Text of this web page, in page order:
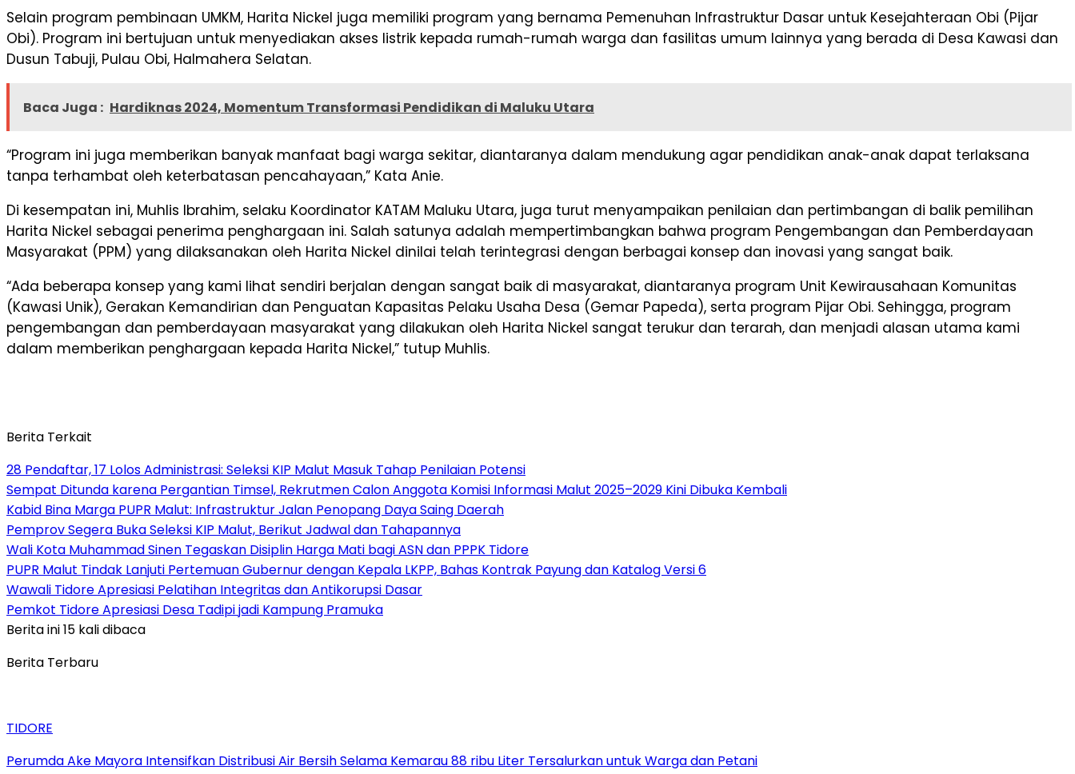
Selain program pembinaan UMKM, Harita Nickel juga memiliki program yang bernama Pemenuhan Infrastruktur Dasar untuk Kesejahteraan Obi (Pijar
Obi). Program ini bertujuan untuk menyediakan akses listrik kepada rumah-rumah warga dan fasilitas umum lainnya yang berada di Desa Kawasi dan
Dusun Tabuji, Pulau Obi, Halmahera Selatan.
Baca Juga : Hardiknas 2024, Momentum Transformasi Pendidikan di Maluku Utara
“Program ini juga memberikan banyak manfaat bagi warga sekitar, diantaranya dalam mendukung agar pendidikan anak-anak dapat terlaksana
tanpa terhambat oleh keterbatasan pencahayaan,” Kata Anie.
Di kesempatan ini, Muhlis Ibrahim, selaku Koordinator KATAM Maluku Utara, juga turut menyampaikan penilaian dan pertimbangan di balik pemilihan
Harita Nickel sebagai penerima penghargaan ini. Salah satunya adalah mempertimbangkan bahwa program Pengembangan dan Pemberdayaan
Masyarakat (PPM) yang dilaksanakan oleh Harita Nickel dinilai telah terintegrasi dengan berbagai konsep dan inovasi yang sangat baik.
“Ada beberapa konsep yang kami lihat sendiri berjalan dengan sangat baik di masyarakat, diantaranya program Unit Kewirausahaan Komunitas
(Kawasi Unik), Gerakan Kemandirian dan Penguatan Kapasitas Pelaku Usaha Desa (Gemar Papeda), serta program Pijar Obi. Sehingga, program
pengembangan dan pemberdayaan masyarakat yang dilakukan oleh Harita Nickel sangat terukur dan terarah, dan menjadi alasan utama kami
dalam memberikan penghargaan kepada Harita Nickel,” tutup Muhlis.
Berita Terkait
28 Pendaftar, 17 Lolos Administrasi: Seleksi KIP Malut Masuk Tahap Penilaian Potensi
Sempat Ditunda karena Pergantian Timsel, Rekrutmen Calon Anggota Komisi Informasi Malut 2025–2029 Kini Dibuka Kembali
Kabid Bina Marga PUPR Malut: Infrastruktur Jalan Penopang Daya Saing Daerah
Pemprov Segera Buka Seleksi KIP Malut, Berikut Jadwal dan Tahapannya
Wali Kota Muhammad Sinen Tegaskan Disiplin Harga Mati bagi ASN dan PPPK Tidore
PUPR Malut Tindak Lanjuti Pertemuan Gubernur dengan Kepala LKPP, Bahas Kontrak Payung dan Katalog Versi 6
Wawali Tidore Apresiasi Pelatihan Integritas dan Antikorupsi Dasar
Pemkot Tidore Apresiasi Desa Tadipi jadi Kampung Pramuka
Berita ini 15 kali dibaca
Berita Terbaru
TIDORE
Perumda Ake Mayora Intensifkan Distribusi Air Bersih Selama Kemarau 88 ribu Liter Tersalurkan untuk Warga dan Petani